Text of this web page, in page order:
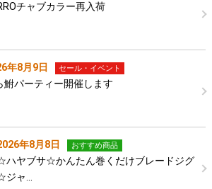
チャブカラー再入荷
年8月9日 セール・イベント
鮒パーティー開催します
年8月8日 おすすめ商品
ハヤブサ☆かんたん巻くだけブレードジグ
ジャ…